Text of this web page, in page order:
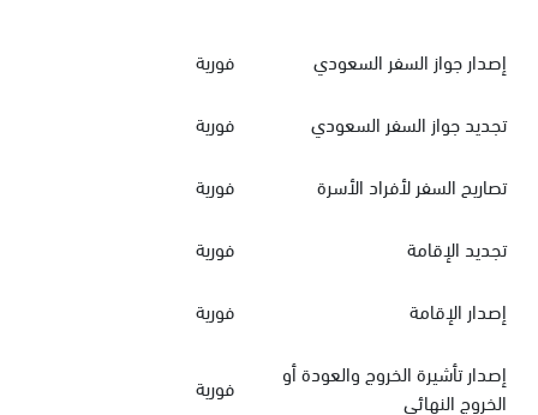
إصدار جواز السفر السعودي
فورية
تجديد جواز السفر السعودي
فورية
تصاريح السفر لأفراد الأسرة
فورية
تجديد الإقامة
فورية
إصدار الإقامة
فورية
إصدار تأشيرة الخروج والعودة أو
الخروج النهائي
فورية